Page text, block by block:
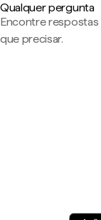
Qualquer pergunta
Encontre respostas
que precisar.